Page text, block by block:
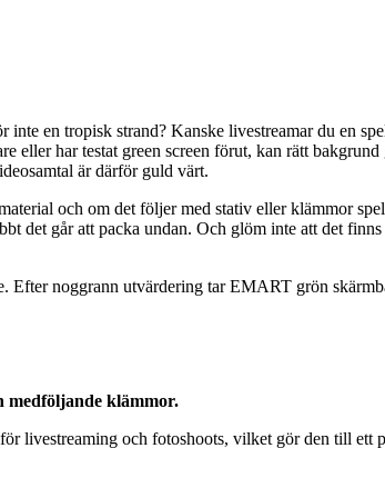
en tropisk strand? Kanske livestreamar du en
eller har testat green screen förut, kan rätt
är därför guld värt.
och om det följer med stativ eller klämmor
det går att packa undan. Och glöm inte att det
noggrann utvärdering tar EMART grön
medföljande klämmor.
livestreaming och fotoshoots, vilket gör den till ett